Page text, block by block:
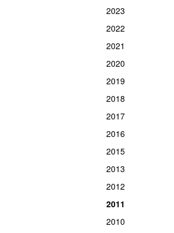
2023
2022
2021
2020
2019
2018
2017
2016
2015
2013
2012
2011
2010